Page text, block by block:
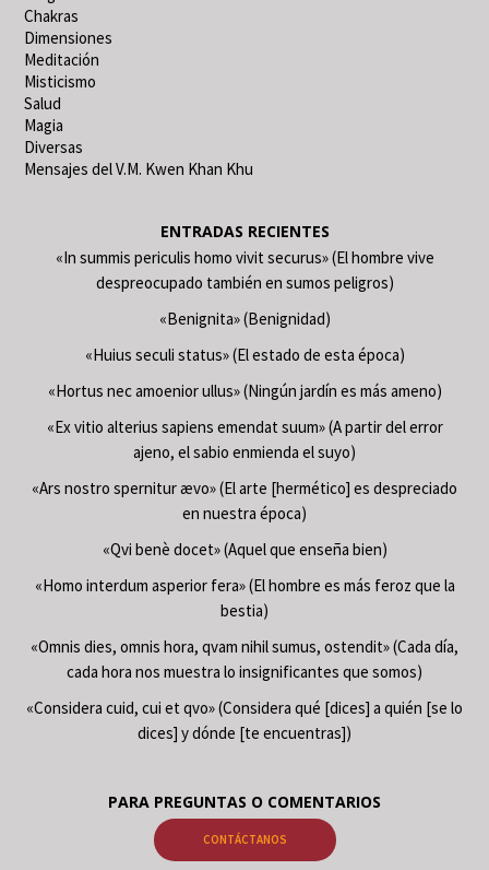
Chakras
Dimensiones
Meditación
Misticismo
Salud
Magia
Diversas
Mensajes del V.M. Kwen Khan Khu
ENTRADAS RECIENTES
«In summis periculis homo vivit securus» (El hombre vive
despreocupado también en sumos peligros)
«Benignita» (Benignidad)
«Huius seculi status» (El estado de esta época)
«Hortus nec amoenior ullus» (Ningún jardín es más ameno)
«Ex vitio alterius sapiens emendat suum» (A partir del error
ajeno, el sabio enmienda el suyo)
«Ars nostro spernitur ævo» (El arte [hermético] es despreciado
en nuestra época)
«Qvi benè docet» (Aquel que enseña bien)
«Homo interdum asperior fera» (El hombre es más feroz que la
bestia)
«Omnis dies, omnis hora, qvam nihil sumus, ostendit» (Cada día,
cada hora nos muestra lo insignificantes que somos)
«Considera cuid, cui et qvo» (Considera qué [dices] a quién [se lo
dices] y dónde [te encuentras])
PARA PREGUNTAS O COMENTARIOS
CONTÁCTANOS